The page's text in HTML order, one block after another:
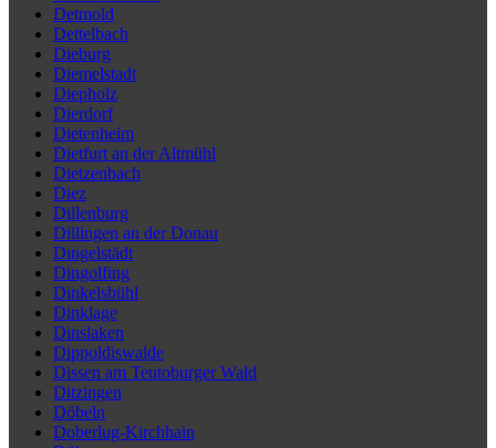
Detmold
Dettelbach
Dieburg
Diemelstadt
Diepholz
Dierdorf
Dietenheim
Dietfurt an der Altmühl
Dietzenbach
Diez
Dillenburg
Dillingen an der Donau
Dingelstädt
Dingolfing
Dinkelsbühl
Dinklage
Dinslaken
Dippoldiswalde
Dissen am Teutoburger Wald
Ditzingen
Döbeln
Doberlug-Kirchhain